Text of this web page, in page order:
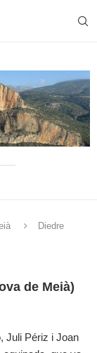
Diedre
de Meià)
Juli Périz i Joan